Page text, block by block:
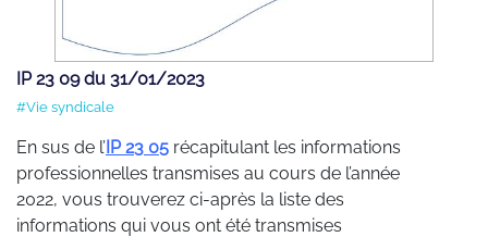
IP 23 09 du 31/01/2023
#Vie syndicale
En sus de l’IP 23 05 récapitulant les informations
professionnelles transmises au cours de l’année
2022, vous trouverez ci-après la liste des
informations qui vous ont été transmises